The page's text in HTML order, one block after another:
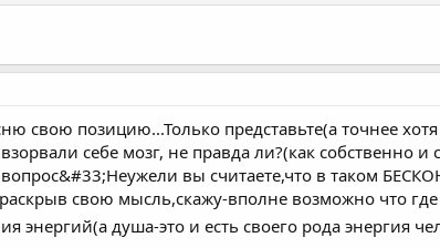
свою позицию...Только представьте(а точнее
себе мозг, не правда ли?(как собственно и
вопрос&#33;Неужели вы считаете,что в таком
свою мысль,скажу-вполне возможно что
энергий(а душа-это и есть своего рода энергия